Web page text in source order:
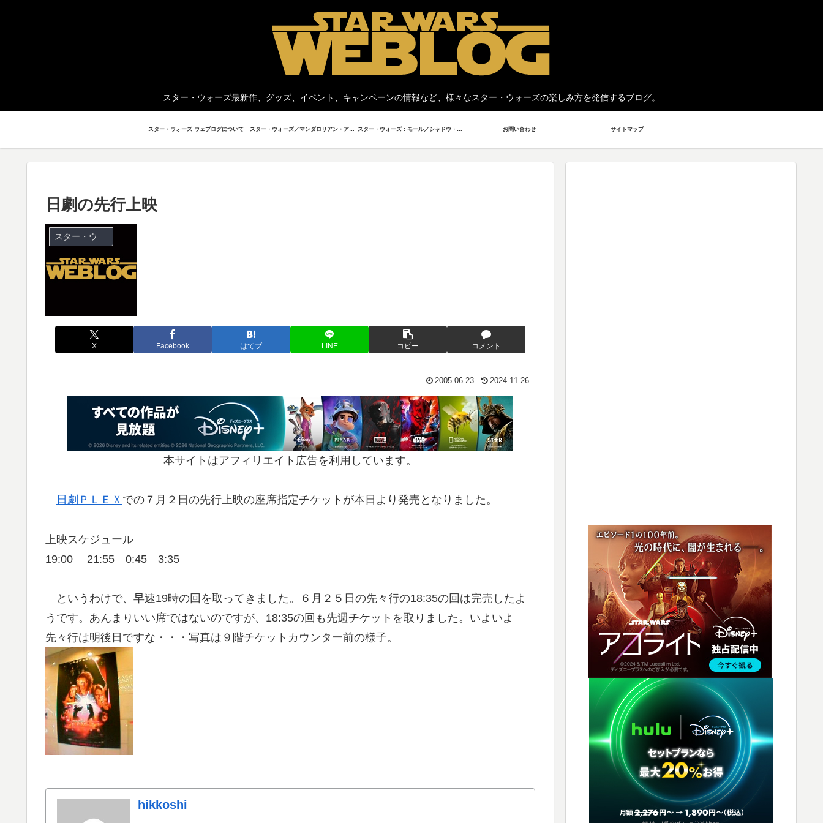
スター・ウォーズ最新作、グッズ、イベント、キャンペーンの情報など、様々なスター・ウォーズの楽しみ方を発信するブログ。
スター・ウォーズ ウェブログについて お問い合わせ サイトマップ
日劇の先行上映
スター・ウォーズ キャンペーン
X Facebook はてブ LINE コピー コメント
2005.06.23 2024.11.26
本サイトはアフィリエイト広告を利用しています。
日劇ＰＬＥＸ での７月２日の先行上映の座席指定チケットが本日より発売となりました。
上映スケジュール
19:00 21:55 0:45 3:35
というわけで、早速19時の回を取ってきました。６月２５日の先々行の18:35の回は完売したよ
うです。あんまりいい席ではないのですが、18:35の回も先週チケットを取りました。いよいよ
先々行は明後日ですな・・・写真は９階チケットカウンター前の様子。
hikkoshi